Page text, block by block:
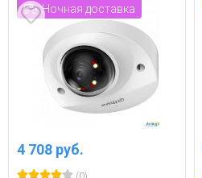
Ночная доставка
4 708 руб.